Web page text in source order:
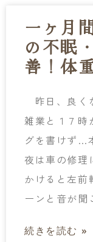
一ヶ月
の不眠
善！体
昨日、良く
雑業と１７時
グを書けず…
夜は車の修理
かけると左前
ーンと音が聞
続きを読む »